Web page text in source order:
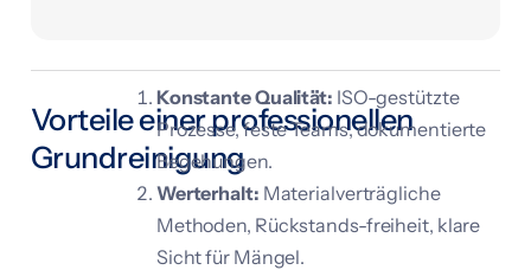
Vorteile einer professionellen
Grundreinigung
Konstante Qualität: ISO-gestützte
Prozesse, feste Teams, dokumentierte
Begehungen.
Werterhalt: Materialverträgliche
Methoden, Rückstands-freiheit, klare
Sicht für Mängel.